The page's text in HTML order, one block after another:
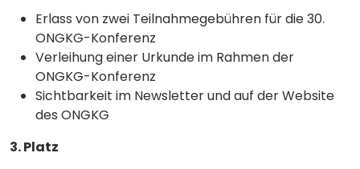
Erlass von zwei Teilnahmegebühren für die 30.
ONGKG-Konferenz
Verleihung einer Urkunde im Rahmen der
ONGKG-Konferenz
Sichtbarkeit im Newsletter und auf der Website
des ONGKG
3. Platz